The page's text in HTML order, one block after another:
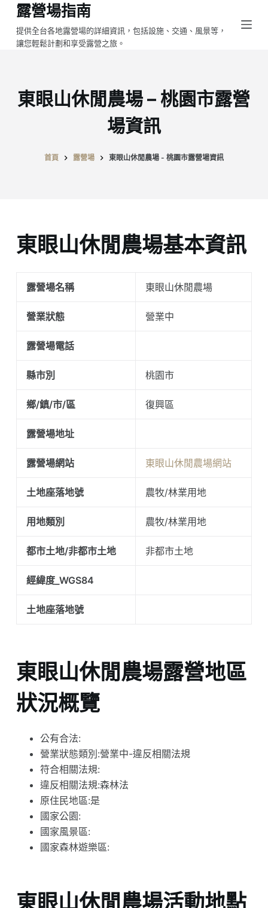
跳
至
主
容
露營場指南
提供全台各地露營場的詳細資訊，包括設施、交通、風景等，
讓您輕鬆計劃和享受露營之旅。
東眼山休閒農場 – 桃園市露營
場資訊
首頁 露營場 東眼山休閒農場 - 桃園市露營場資訊
東眼山休閒農場基本資訊
露營場名稱 東眼山休閒農場
營業狀態 營業中
露營場電話
縣市別 桃園市
鄉/鎮/市/區 復興區
露營場地址
露營場網站 東眼山休閒農場網站
土地座落地號 農牧/林業用地
用地類別 農牧/林業用地
都市土地/非都市土地 非都市土地
經緯度_WGS84
土地座落地號
東眼山休閒農場露營地區
狀況概覽
公有合法:
營業狀態類別:營業中-違反相關法規
符合相關法規:
違反相關法規:森林法
原住民地區:是
國家公園:
國家風景區:
國家森林遊樂區:
東眼山休閒農場活動地點